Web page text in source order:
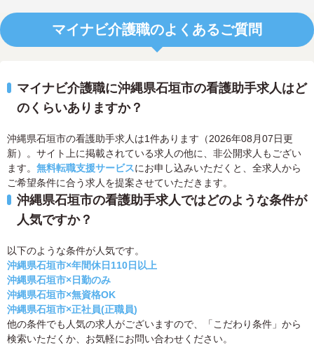
マイナビ介護職のよくあるご質問
マイナビ介護職に沖縄県石垣市の看護助手求人はど
のくらいありますか？
沖縄県石垣市の看護助手求人は1件あります（2026年08月07日更
新）。サイト上に掲載されている求人の他に、非公開求人もござい
ます。 無料転職支援サービスにお申し込みいただくと、全求人から
ご希望条件に合う求人を提案させていただきます。
沖縄県石垣市の看護助手求人ではどのような条件が
人気ですか？
以下のような条件が人気です。
沖縄県石垣市×年間休日110日以上
沖縄県石垣市×日勤のみ
沖縄県石垣市×無資格OK
沖縄県石垣市×正社員(正職員)
他の条件でも人気の求人がございますので、「こだわり条件」から
検索いただくか、お気軽にお問い合わせください。